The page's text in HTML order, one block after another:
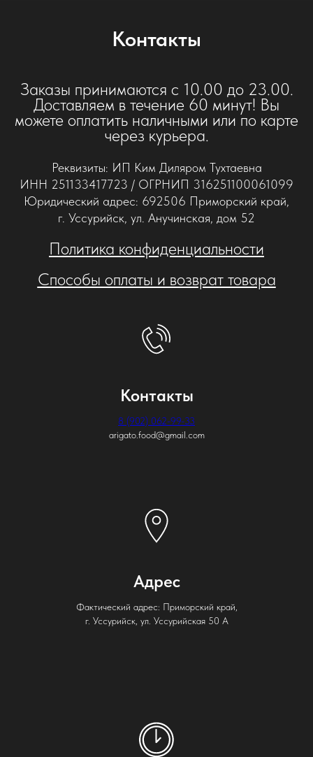
Контакты
Заказы принимаются с 10.00 до 23.00.
Доставляем в течение 60 минут! Вы
можете оплатить наличными или по карте
через курьера.
Реквизиты: ИП Ким Диляром Тухтаевна
ИНН 251133417723 / ОГРНИП 316251100061099
Юридический адрес: 692506 Приморский край,
г. Уссурийск, ул. Анучинская, дом 52
Политика конфиденциальности
Способы оплаты и возврат товара
Контакты
8 (902) 062-99-33
arigato.food@gmail.com
Адрес
Фактический адрес: Приморский край,
г. Уссурийск, ул. Уссурийская 50 А